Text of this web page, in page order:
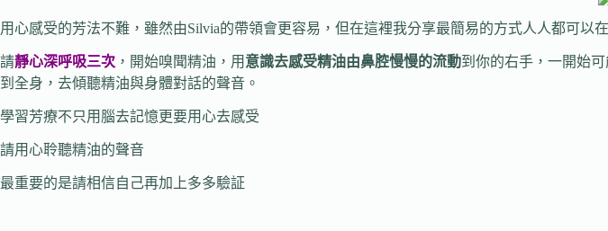
用心感受的芳法不難，雖然由Silvia的帶領會更容易，但在這裡我分享最簡易的方式人人都可以
請靜心深呼吸三次 ，開始嗅聞精油，用 意識去感受精油由鼻腔慢慢的流動到你的右手，一開始
到全身，去傾聽精油與身體對話的聲音。
學習芳療不只用腦去記憶更要用心去感受
請用心聆聽精油的聲音
最重要的是請相信自己再加上多多驗証